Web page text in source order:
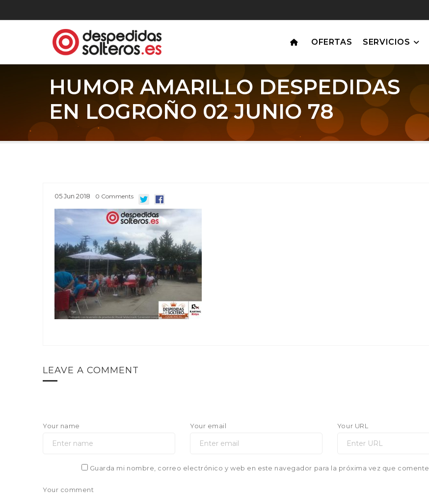
OFERTAS SERVICIOS
HUMOR AMARILLO DESPEDIDAS
EN LOGROÑO 02 JUNIO 78
05Jun 2018 0 Comments
LEAVE A COMMENT
Your name Your email Your URL
Guarda mi nombre, correo electrónico y web en este navegador para la próxima vez que comente.
Your comment